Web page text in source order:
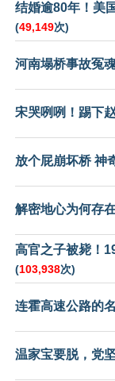
结婚逾80年！美
(49,149次)
河南塌桥事故冤
宋哭咧咧！踢下
放个屁崩坏桥 神
解密地心为何存
高官之子被毙！
(103,938次)
连霍高速公路的
温家宝要脱，党